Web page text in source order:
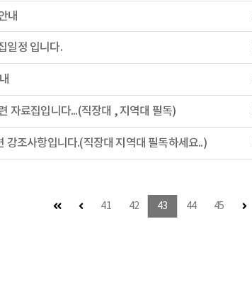
내
일정 입니다.
자료집입니다...(직장대 , 지역대 필독)
강조사항입니다.(직장대 지역대 필독하세요..)
첫 페이지이전 페이지
41 42 43 44 45